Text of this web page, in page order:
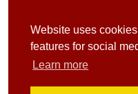
Website uses
features for social
Learn more